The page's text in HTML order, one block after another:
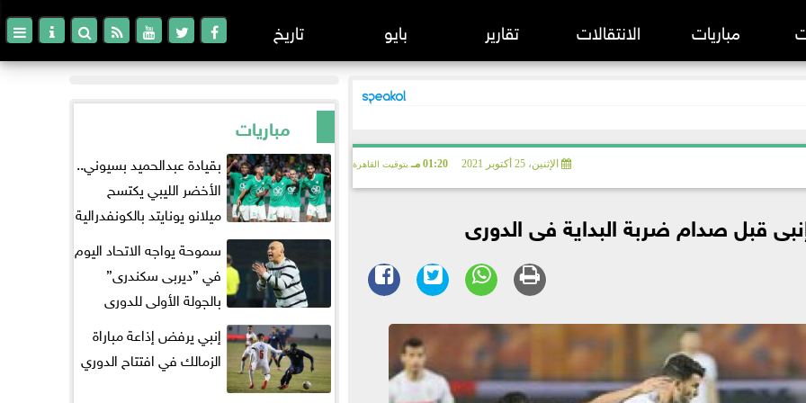
الانجليزي
الإيطالي
الفرنسي
الأوروبي
مباريات الانتقالات تقارير بايو تاريخ
الإثنين، 25 أكتوبر 2021 01:20 مـ بتوقيت القاهرة
قبل صدام ضربة البداية فى الدورى
مباريات
بقيادة عبدالحميد بسيوني..
الأخضر الليبي يكتسح
ميلانو يونايتد بالكونفدرالية
سموحة يواجه الاتحاد اليوم
في ”ديربى سكندرى”
بالجولة الأولى للدورى
إنبي يرفض إذاعة مباراة
الزمالك في افتتاح الدوري